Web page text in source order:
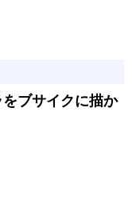
ブサイクに描か